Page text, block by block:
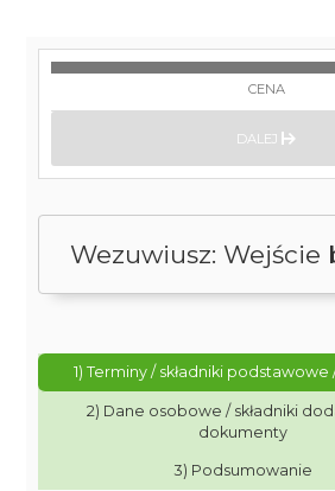
Wezuwiusz: Wejście
1) Terminy / składniki
2) Dane osobowe / składniki
dokumenty
3) Podsumowanie
CENA
DALEJ